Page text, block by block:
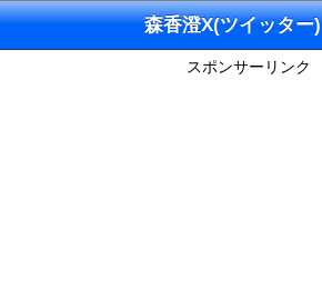
森香澄X(ツイッター)
スポンサーリンク